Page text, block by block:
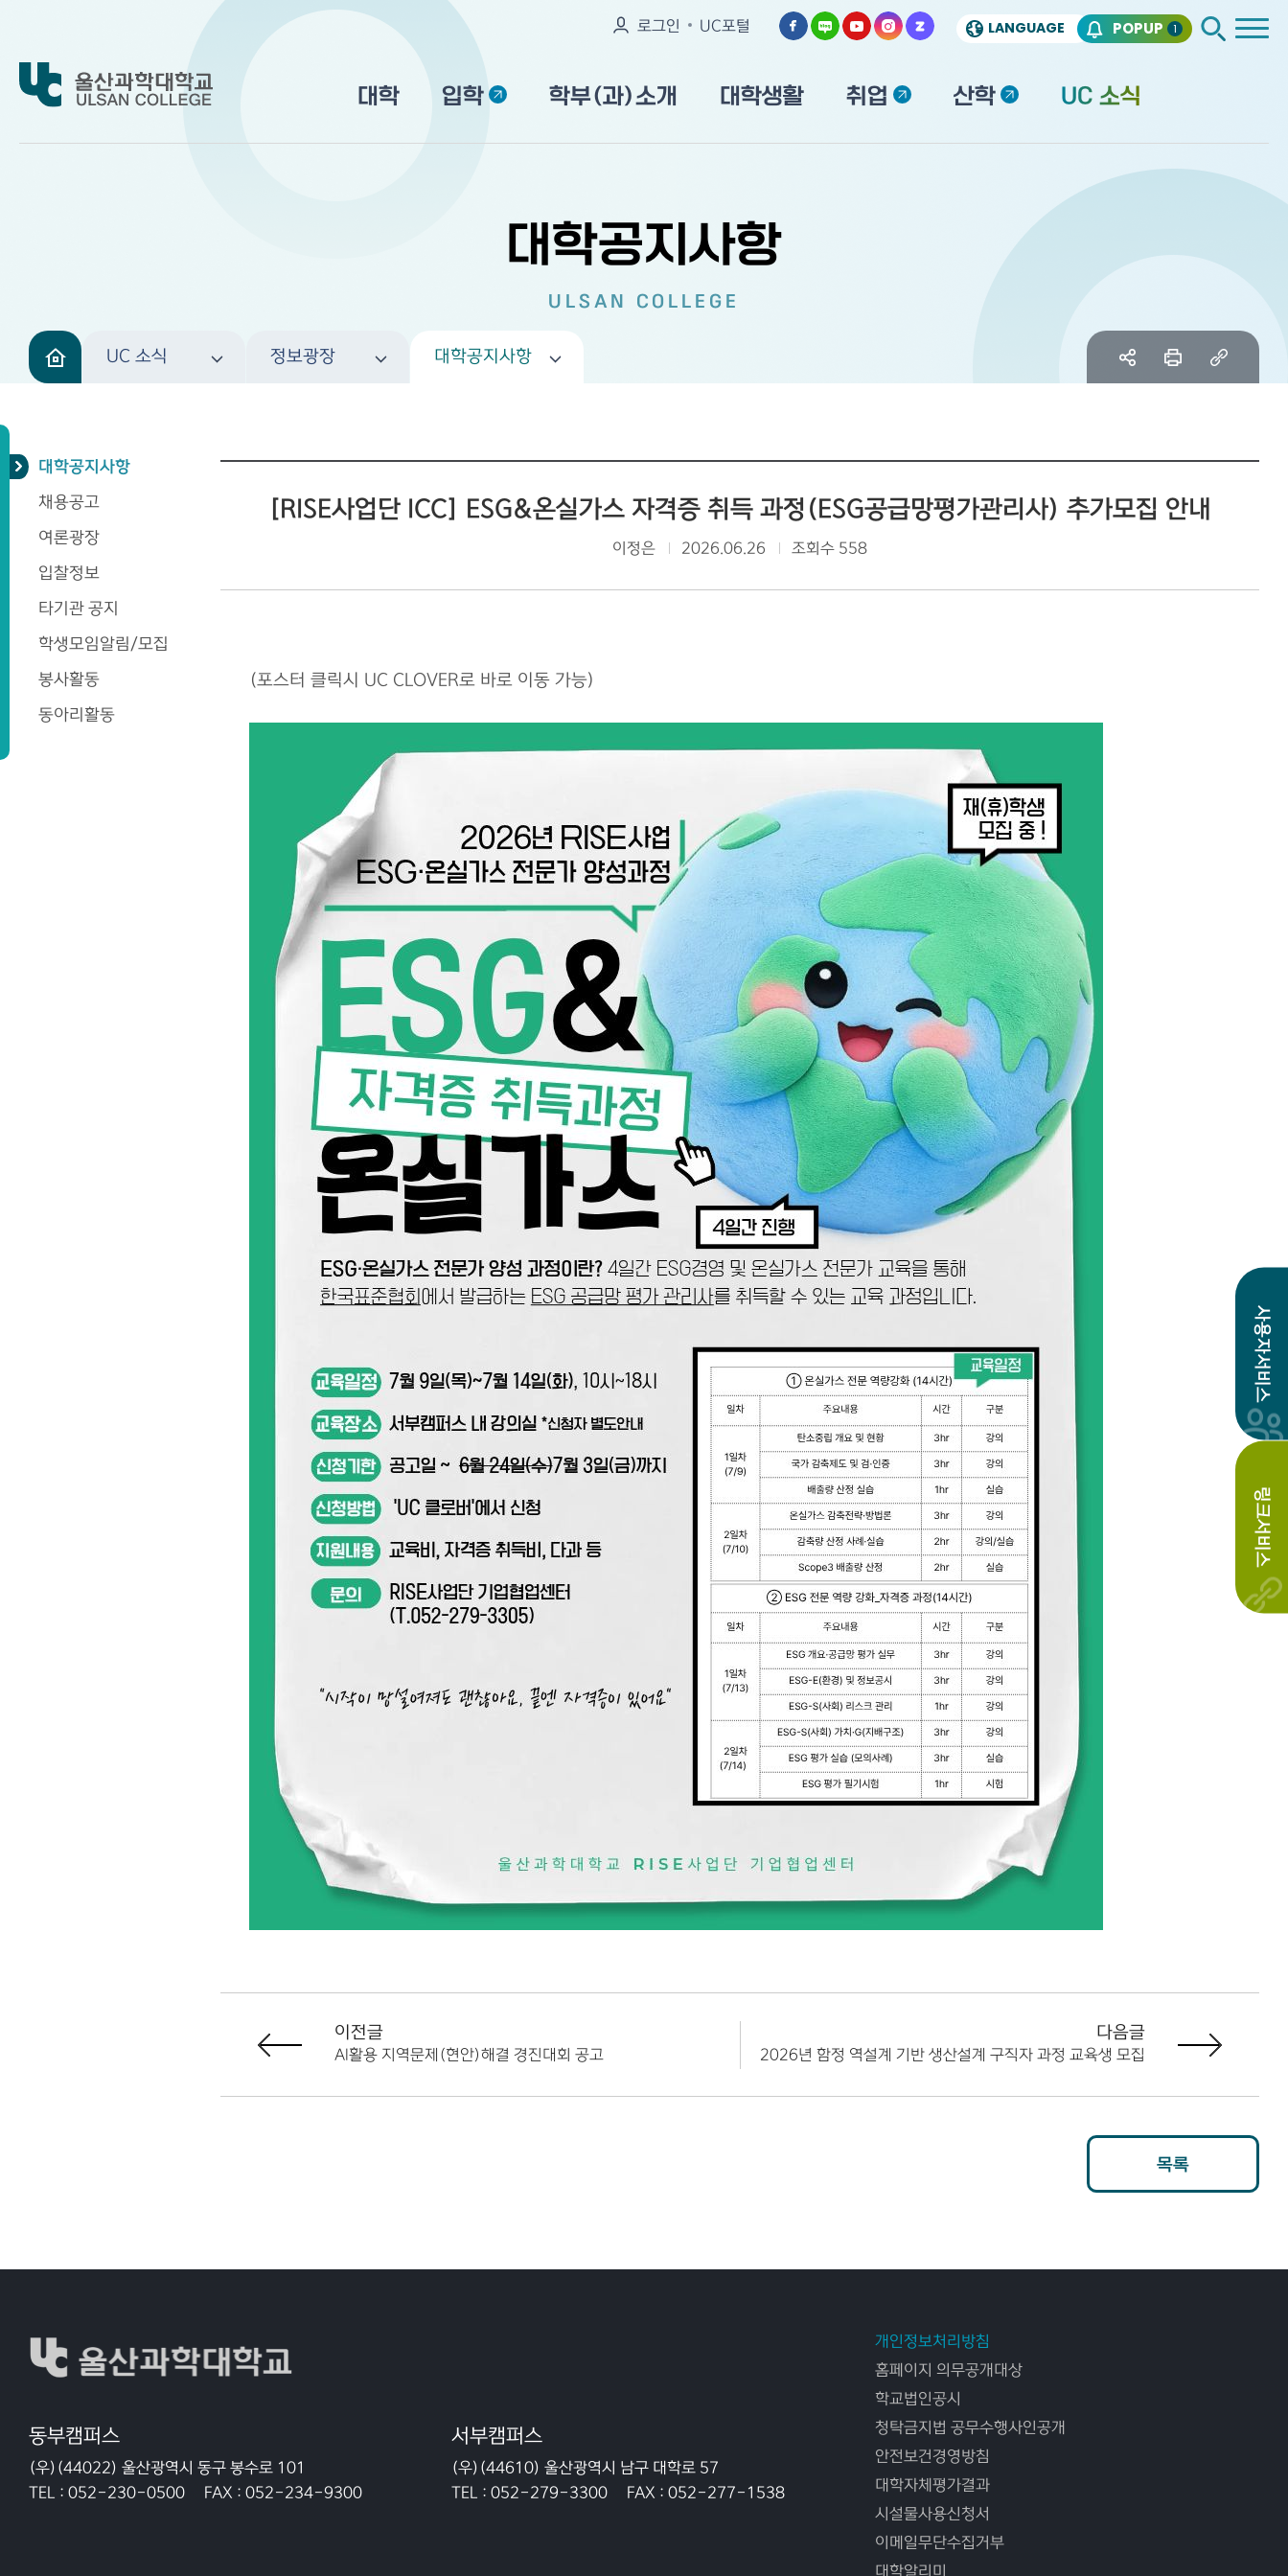
POPUP 1
사용자서비스
링크서비스
로그인 UC포털 LANGUAGE
대학 입학 학부(과)소개 대학생활 취업 산학 UC 소식
대학공지사항
ULSAN COLLEGE
UC 소식 정보광장 대학공지사항
대학공지사항
채용공고
여론광장
입찰정보
타기관 공지
학생모임알림/모집
봉사활동
동아리활동
[RISE사업단 ICC] ESG&온실가스 자격증 취득 과정(ESG공급망평가관리사) 추가모집 안내
이정은 2026.06.26 조회수 558
(포스터 클릭시 UC CLOVER로 바로 이동 가능)
이전글
AI활용 지역문제(현안)해결 경진대회 공고
다음글
2026년 함정 역설계 기반 생산설계 구직자 과정 교육생 모집
목록
동부캠퍼스
(우)(44022) 울산광역시 동구 봉수로 101
TEL : 052-230-0500 FAX : 052-234-9300
서부캠퍼스
(우)(44610) 울산광역시 남구 대학로 57
TEL :052-279-3300 FAX :052-277-1538
개인정보처리방침
홈페이지 의무공개대상
학교법인공시
청탁금지법 공무수행사인공개
안전보건경영방침
대학자체평가결과
시설물사용신청서
이메일무단수집거부
대학알리미